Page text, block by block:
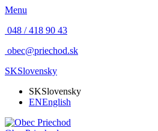
Menu
048 / 418 90 43
obec@priechod.sk
SKSlovensky
SKSlovensky
ENEnglish